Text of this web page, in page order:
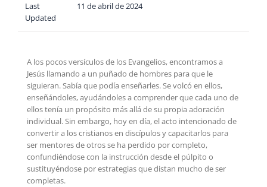
Last
Updated
11 de abril de 2024
A los pocos versículos de los Evangelios, encontramos a
Jesús llamando a un puñado de hombres para que le
siguieran. Sabía que podía enseñarles. Se volcó en ellos,
enseñándoles, ayudándoles a comprender que cada uno de
ellos tenía un propósito más allá de su propia adoración
individual. Sin embargo, hoy en día, el acto intencionado de
convertir a los cristianos en discípulos y capacitarlos para
ser mentores de otros se ha perdido por completo,
confundiéndose con la instrucción desde el púlpito o
sustituyéndose por estrategias que distan mucho de ser
completas.